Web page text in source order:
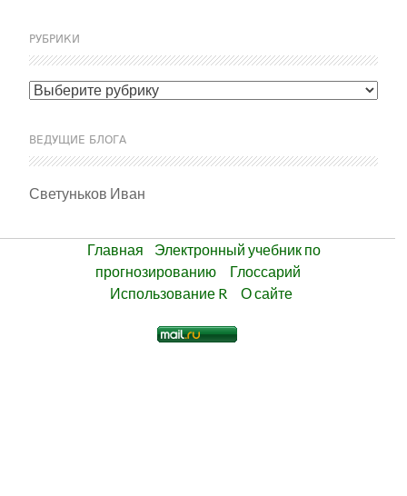
РУБРИКИ
Рубрики
ВЕДУЩИЕ БЛОГА
Светуньков Иван
Главная
Электронный учебник по
прогнозированию
Глоссарий
Использование R
О сайте